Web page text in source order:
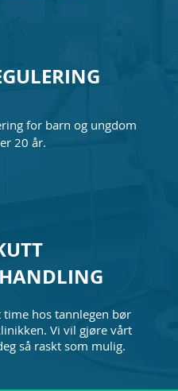
for barn og ungdom
20 år.
hos tannlegen bør
Vi vil gjøre vårt
så raskt som mulig.